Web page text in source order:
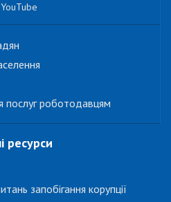
YouTube
послуг роботодавцям
ресурси
запобігання корупції